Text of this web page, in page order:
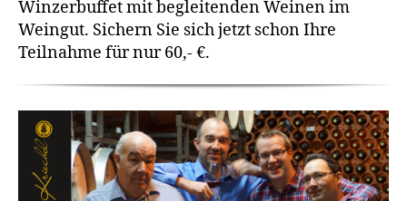
Winzerbuffet mit begleitenden Weinen im
Weingut. Sichern Sie sich jetzt schon Ihre
Teilnahme für nur 60,- €.